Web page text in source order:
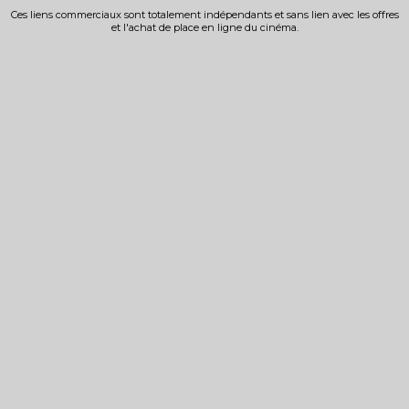
Ces liens commerciaux sont totalement indépendants et sans lien avec les offres
et l'achat de place en ligne du cinéma.